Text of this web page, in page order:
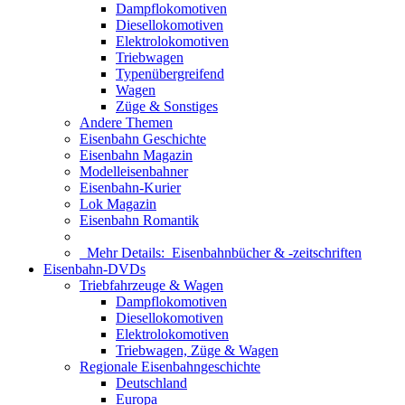
Dampflokomotiven
Diesellokomotiven
Elektrolokomotiven
Triebwagen
Typenübergreifend
Wagen
Züge & Sonstiges
Andere Themen
Eisenbahn Geschichte
Eisenbahn Magazin
Modelleisenbahner
Eisenbahn-Kurier
Lok Magazin
Eisenbahn Romantik
Mehr Details: Eisenbahnbücher & -zeitschriften
Eisenbahn-DVDs
Triebfahrzeuge & Wagen
Dampflokomotiven
Diesellokomotiven
Elektrolokomotiven
Triebwagen, Züge & Wagen
Regionale Eisenbahngeschichte
Deutschland
Europa